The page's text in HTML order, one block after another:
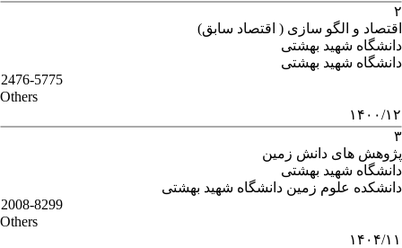
۲
اقتصاد و الگو سازی ( اقتصاد سابق)
دانشگاه شهید بهشتی
دانشگاه شهید بهشتی
2476-5775
Others
۱۴۰۰/۱۲
۳
پژوهش های دانش زمین
دانشگاه شهید بهشتی
دانشکده علوم زمین دانشگاه شهید بهشتی
2008-8299
Others
۱۴۰۴/۱۱